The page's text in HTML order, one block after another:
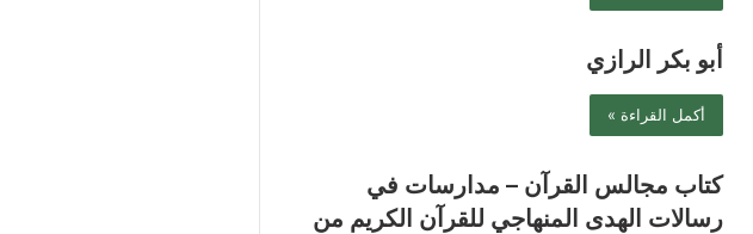
أبو بكر الرازي
أكمل القراءة »
كتاب مجالس القرآن – مدارسات في
رسالات الهدى المنهاجي للقرآن الكريم من